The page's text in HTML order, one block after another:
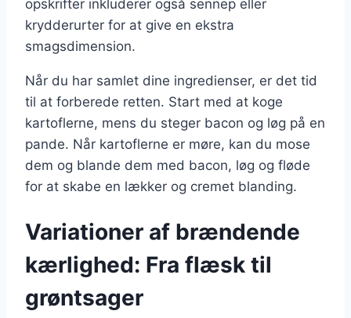
opskrifter inkluderer også sennep eller
krydderurter for at give en ekstra
smagsdimension.
Når du har samlet dine ingredienser, er det tid
til at forberede retten. Start med at koge
kartoflerne, mens du steger bacon og løg på en
pande. Når kartoflerne er møre, kan du mose
dem og blande dem med bacon, løg og fløde
for at skabe en lækker og cremet blanding.
Variationer af brændende
kærlighed: Fra flæsk til
grøntsager